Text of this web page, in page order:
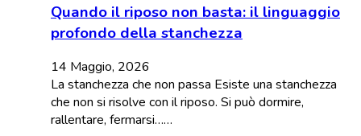
Quando il riposo non basta: il linguaggio
profondo della stanchezza
14 Maggio, 2026
La stanchezza che non passa Esiste una stanchezza
che non si risolve con il riposo. Si può dormire,
rallentare, fermarsi……